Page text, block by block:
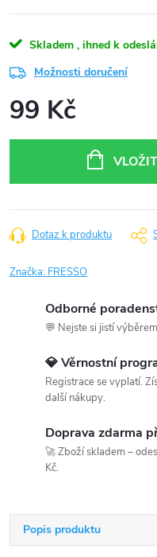
Skladem , ihned k
Možnosti doručení
99 Kč
Dotaz k produktu
Značka: FRESSO
Odborné
💬 Nejste si jistí
💎 Věrnostní
Registrace se vyplatí.
další nákupy.
Doprava zdarma
🚀 Zboží skladem –
Kč.
Popis produktu